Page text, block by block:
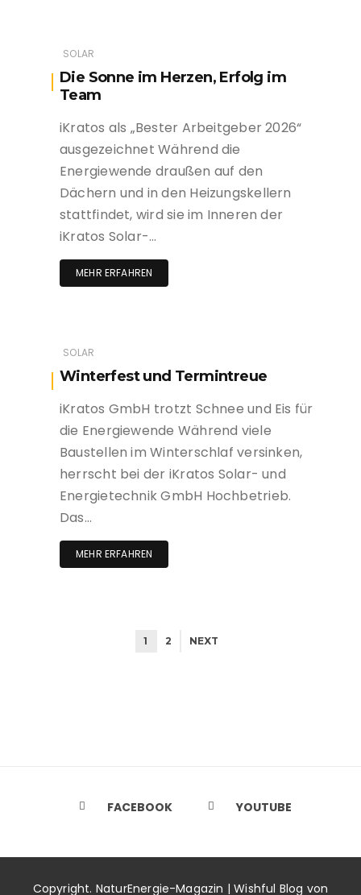
SOLAR
Die Sonne im Herzen, Erfolg im
Team
iKratos als „Bester Arbeitgeber 2026“
ausgezeichnet Während die
Energiewende draußen auf den
Dächern und in den Heizungskellern
stattfindet, wird sie im Inneren der
iKratos Solar-…
MEHR ERFAHREN
SOLAR
Winterfest und Termintreue
iKratos GmbH trotzt Schnee und Eis für
die Energiewende Während viele
Baustellen im Winterschlaf versinken,
herrscht bei der iKratos Solar- und
Energietechnik GmbH Hochbetrieb.
Das…
MEHR ERFAHREN
1 2 NEXT
FACEBOOK YOUTUBE
Copyright. NaturEnergie-Magazin | Wishful Blog von